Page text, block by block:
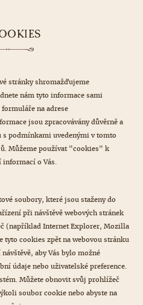
stránky shromažďujeme
nám tyto informace sami
na adrese
jsou zpracovávány důvěrně a
s podmínkami uvedenými v tomto
Můžeme používat "cookies" k
informací o Vás.
soubory, které jsou staženy do
při návštěvě webových stránek
(například Internet Explorer, Mozilla
tyto cookies zpět na webovou stránku
aby Vás bylo možné
údaje nebo uživatelské preference.
Můžete obnovit svůj prohlížeč
soubor cookie nebo abyste na